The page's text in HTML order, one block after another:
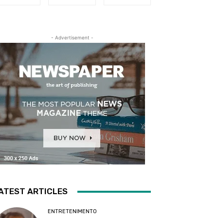
- Advertisement -
ARTICLES
ENTRETENIMENTO